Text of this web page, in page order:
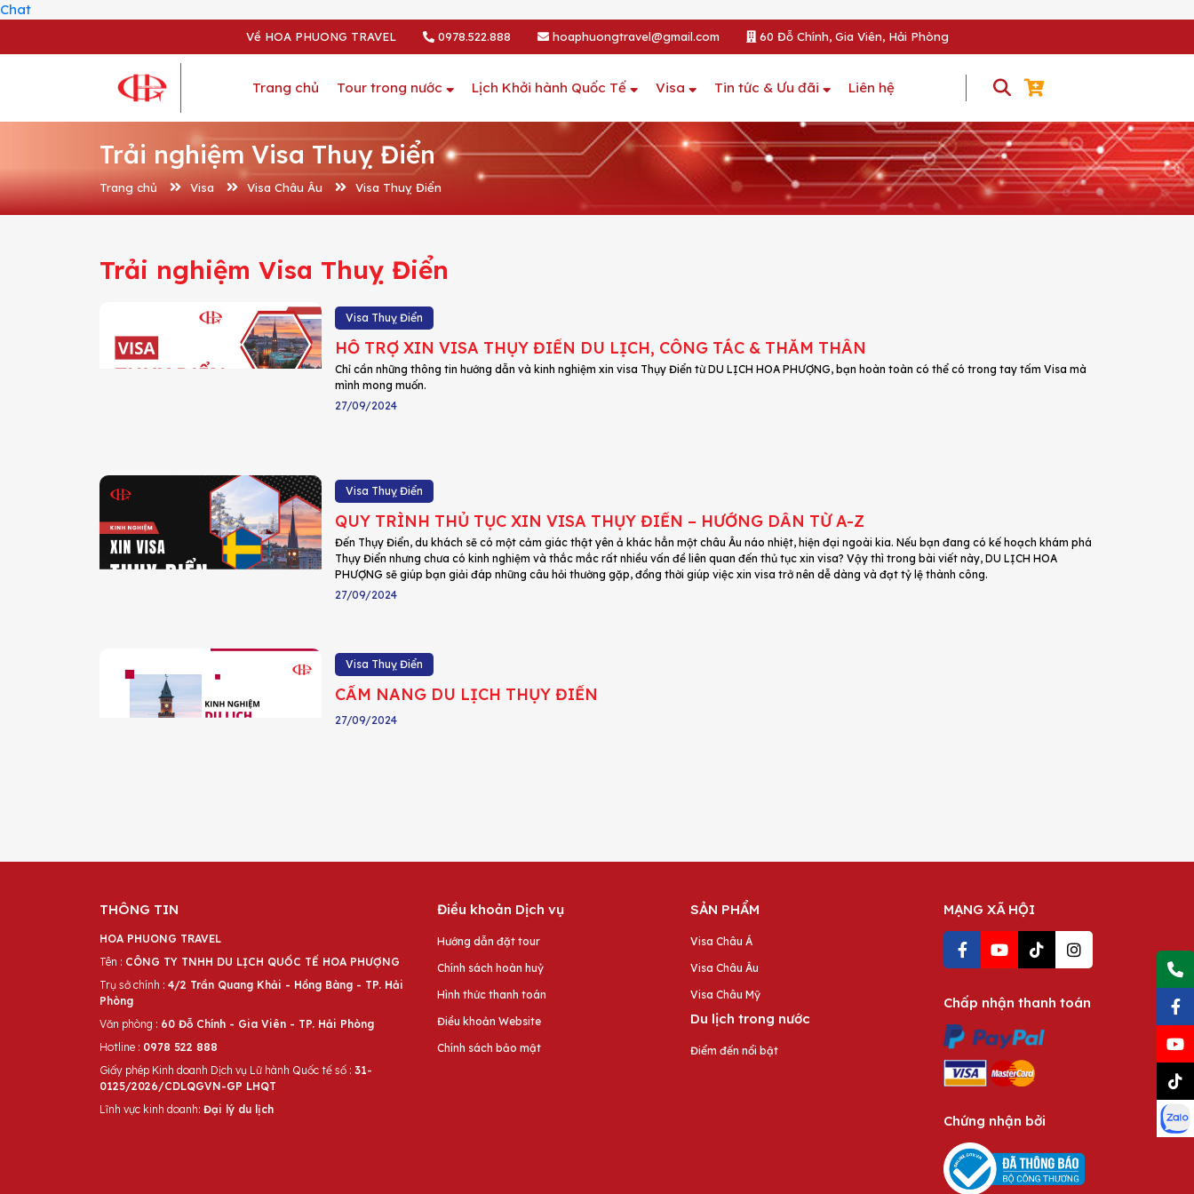
Chat
Về HOA PHUONG TRAVEL 0978.522.888 hoaphuongtravel@gmail.com 60 Đỗ Chính, Gia Viên, Hải Phòng
Trang chủ Tour trong nước Lịch Khởi hành Quốc Tế Visa Tin tức & Ưu đãi Liên hệ
Trải nghiệm Visa Thuỵ Điển
Trang chủ Visa Visa Châu Âu Visa Thuỵ Điển
Trải nghiệm Visa Thuỵ Điển
Visa Thuỵ Điển
HỖ TRỢ XIN VISA THỤY ĐIỂN DU LỊCH, CÔNG TÁC & THĂM THÂN
Chỉ cần những thông tin hướng dẫn và kinh nghiệm xin visa Thụy Điển từ DU LỊCH HOA PHƯỢNG, bạn hoàn toàn có thể có trong tay tấm Visa mà
mình mong muốn.
27/09/2024
Visa Thuỵ Điển
QUY TRÌNH THỦ TỤC XIN VISA THỤY ĐIỂN – HƯỚNG DẪN TỪ A-Z
Đến Thụy Điển, du khách sẽ có một cảm giác thật yên ả khác hẳn một châu Âu náo nhiệt, hiện đại ngoài kia. Nếu bạn đang có kế hoạch khám phá
Thụy Điển nhưng chưa có kinh nghiệm và thắc mắc rất nhiều vấn đề liên quan đến thủ tục xin visa? Vậy thì trong bài viết này, DU LỊCH HOA
PHƯỢNG sẽ giúp bạn giải đáp những câu hỏi thường gặp, đồng thời giúp việc xin visa trở nên dễ dàng và đạt tỷ lệ thành công.
27/09/2024
Visa Thuỵ Điển
CẨM NANG DU LỊCH THỤY ĐIỂN
27/09/2024
THÔNG TIN
HOA PHUONG TRAVEL
Tên : CÔNG TY TNHH DU LỊCH QUỐC TẾ HOA PHƯỢNG
Trụ sở chính : 4/2 Trần Quang Khải - Hồng Bàng - TP. Hải
Phòng
Văn phòng : 60 Đỗ Chính - Gia Viên - TP. Hải Phòng
Hotline : 0978 522 888
Giấy phép Kinh doanh Dịch vụ Lữ hành Quốc tế số : 31-
0125/2026/CDLQGVN-GP LHQT
Lĩnh vực kinh doanh: Đại lý du lịch
Điều khoản Dịch vụ
Hướng dẫn đặt tour
Chính sách hoàn huỷ
Hình thức thanh toán
Điều khoản Website
Chính sách bảo mật
SẢN PHẨM
Visa Châu Á
Visa Châu Âu
Visa Châu Mỹ
Du lịch trong nước
Điểm đến nổi bật
MẠNG XÃ HỘI
Chấp nhận thanh toán
Chứng nhận bởi